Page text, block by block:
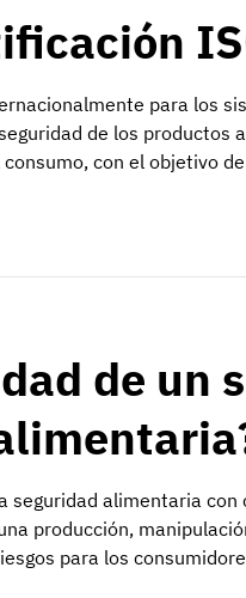
para los
de los productos
con el objetivo
de un
seguridad alimentaria
producción,
para los